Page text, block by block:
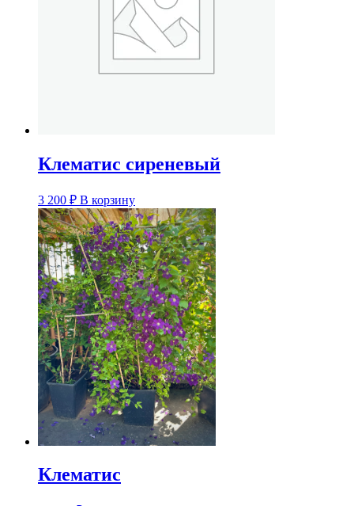
Клематис сиреневый
3 200 ₽ В корзину
Клематис